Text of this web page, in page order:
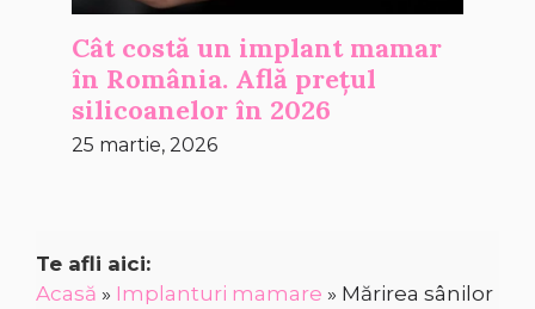
Cât costă un implant mamar
în România. Află prețul
silicoanelor în 2026
25 martie, 2026
Te afli aici:
Acasă » Implanturi mamare » Mărirea sânilor